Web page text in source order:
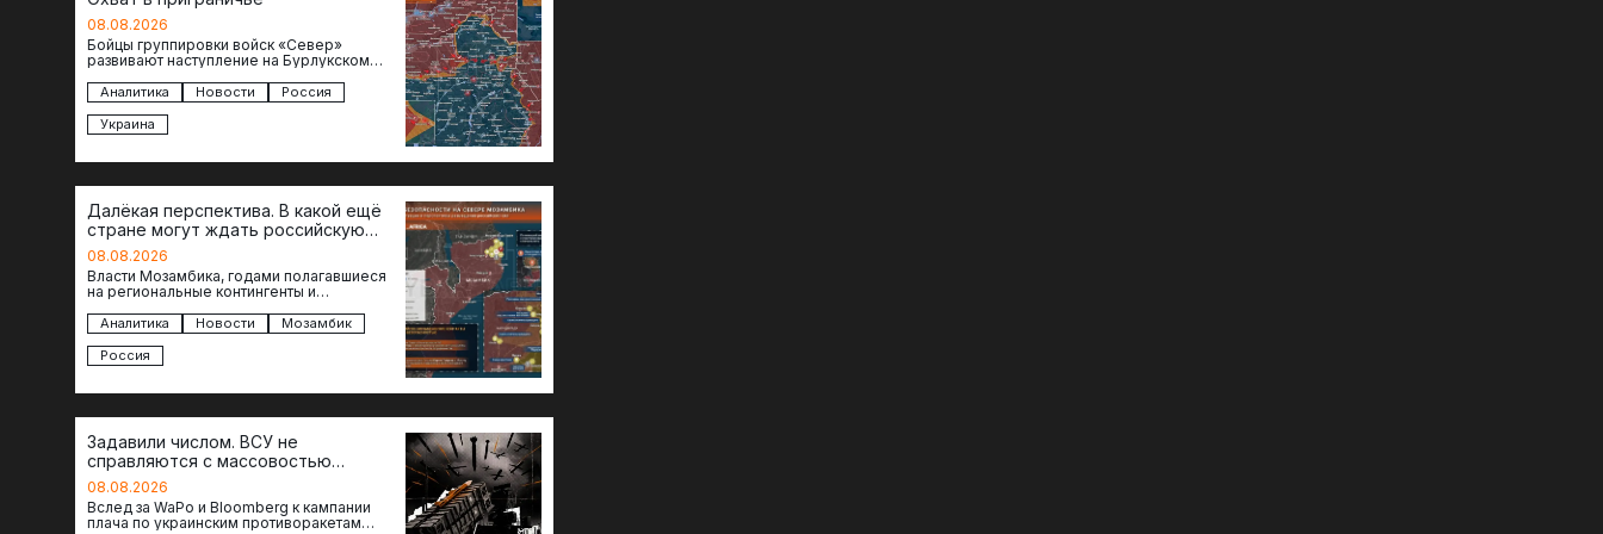
08.08.2026
Бойцы группировки войск «Север»
развивают наступление на Бурлукском
теснят противника сразу на нескольких
участках, создавая угрозу охвата…
Аналитика Новости
Россия
Украина
Далёкая перспектива. В какой ещё
стране могут ждать российскую
военную помощь?
08.08.2026
Власти Мозамбика, годами полагавшиеся
на региональные контингенты и
обращаются к российской стороне за
консультациями в…
Аналитика Новости
Мозамбик
Россия
Задавили числом. ВСУ не
справляются с массовостью
ударов?
08.08.2026
Вслед за WaPo и Bloomberg к кампании
плача по украинским противоракетам